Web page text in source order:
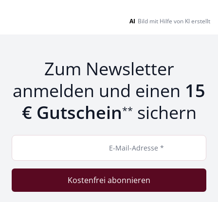
AI Bild mit Hilfe von KI erstellt
Zum Newsletter
anmelden und einen 15
€ Gutschein** sichern
E-Mail-Adresse *
Kostenfrei abonnieren